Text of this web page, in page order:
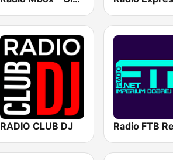
RADIO CLUB DJ